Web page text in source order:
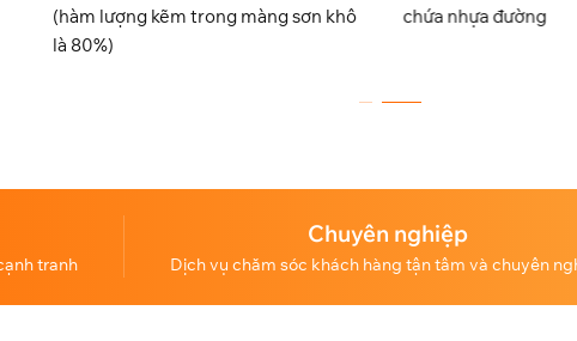
(hàm lượng kẽm trong màng sơn khô
là 80%)
chứa nhựa đường
tranh
Chuyên nghiệp
Dịch vụ chăm sóc khách hàng tận tâm và chuyên